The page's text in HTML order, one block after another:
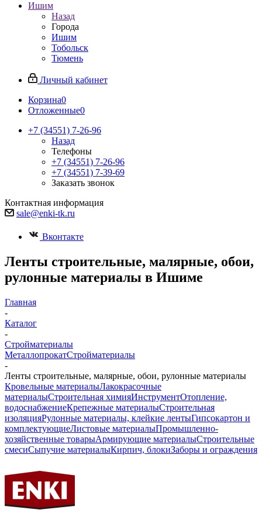
Ишим
Назад
Города
Ишим
Тобольск
Тюмень
Личный кабинет
Корзина0
Отложенные0
+7 (34551) 7-26-96
Назад
Телефоны
+7 (34551) 7-26-96
+7 (34551) 7-39-69
Заказать звонок
Контактная информация
sale@enki-tk.ru
Вконтакте
Ленты строительные, малярные, обои,
рулонные материалы в Ишиме
Главная
-
Каталог
-
Стройматериалы
МеталлопрокатСтройматериалы
-
Ленты строительные, малярные, обои, рулонные материалы
Кровельные материалыЛакокрасочные
материалыСтроительная химияИнструментОтопление,
водоснабжениеКрепежные материалыСтроительная
изоляцияРулонные материалы, клейкие лентыГипсокартон и
комплектующиеЛистовые материалыПромышленно-
хозяйственные товарыАрмирующие материалыСтроительные
смесиСыпучие материалыКирпич, блокиЗаборы и ограждения